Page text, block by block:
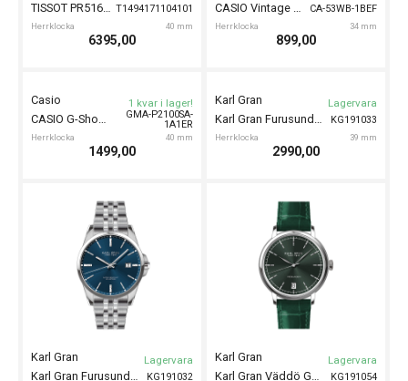
T1494171104101
Herrklocka 40 mm
TISSOT PR516 Chronograph 40mm
6395,00
CA-53WB-1BEF
Herrklocka 34 mm
CASIO Vintage Calculator 34mm
899,00
GMA-P2100SA-
CASIO G-Shock 40mm
1 kvar i lager!
1499,00
KG191033
Karl Gran Furusund Green 39m
2990,00